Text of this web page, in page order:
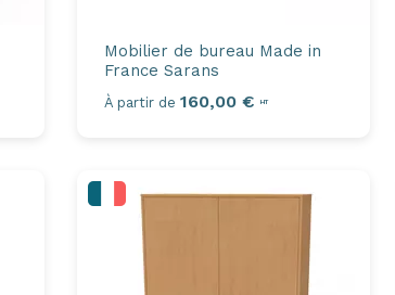
Mobilier de bureau Made in
France Sarans
À partir de 160,00 € HT